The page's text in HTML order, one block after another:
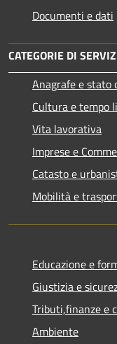
Documenti e dati
CATEGORIE DI
Anagrafe e stato
Cultura e tempo
Vita lavorativa
Imprese e
Catasto e
Mobilità e
Educazione e
Giustizia e
Tributi,finanze e
Ambiente